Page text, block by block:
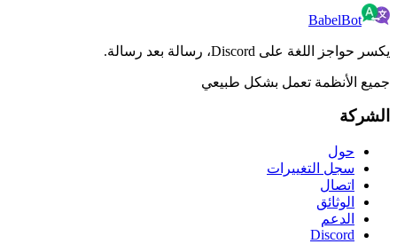
BabelBot
يكسر حواجز اللغة على Discord، رسالة بعد رسالة.
جميع الأنظمة تعمل بشكل طبيعي
الشركة
حول
سجل التغييرات
اتصال
الوثائق
الدعم
Discord